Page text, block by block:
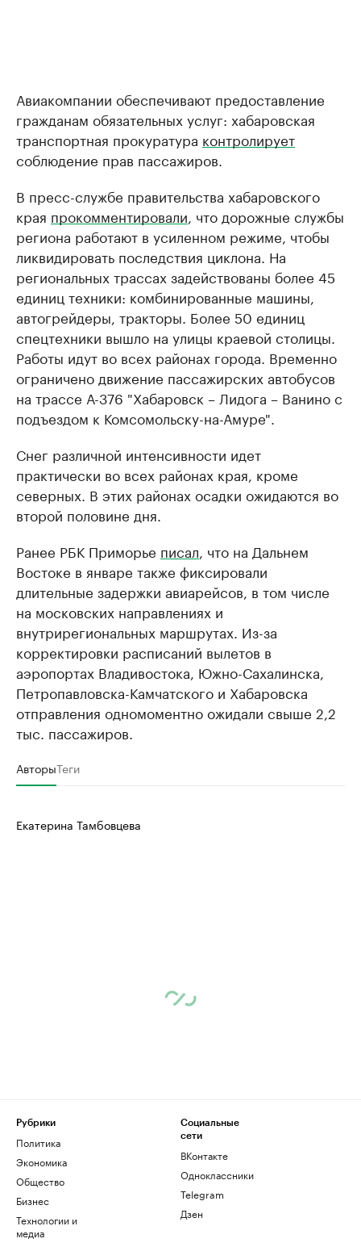
Авиакомпании обеспечивают предоставление
гражданам обязательных услуг: хабаровская
транспортная прокуратура контролирует
соблюдение прав пассажиров.
В пресс-службе правительства хабаровского
края прокомментировали , что дорожные службы
региона работают в усиленном режиме, чтобы
ликвидировать последствия циклона. На
региональных трассах задействованы более 45
единиц техники: комбинированные машины,
автогрейдеры, тракторы. Более 50 единиц
спецтехники вышло на улицы краевой столицы.
Работы идут во всех районах города. Временно
ограничено движение пассажирских автобусов
на трассе А-376 "Хабаровск – Лидога – Ванино с
подъездом к Комсомольску-на-Амуре".
Снег различной интенсивности идет
практически во всех районах края, кроме
северных. В этих районах осадки ожидаются во
второй половине дня.
Ранее РБК Приморье писал , что на Дальнем
Востоке в январе также фиксировали
длительные задержки авиарейсов, в том числе
на московских направлениях и
внутрирегиональных маршрутах. Из-за
корректировки расписаний вылетов в
аэропортах Владивостока, Южно-Сахалинска,
Петропавловска-Камчатского и Хабаровска
отправления одномоментно ожидали свыше 2,2
тыс. пассажиров.
АвторыТеги
Екатерина Тамбовцева
Рубрики
Политика
Экономика
Общество
Бизнес
Технологии и
медиа
Социальные
сети
ВКонтакте
Одноклассники
Telegram
Дзен